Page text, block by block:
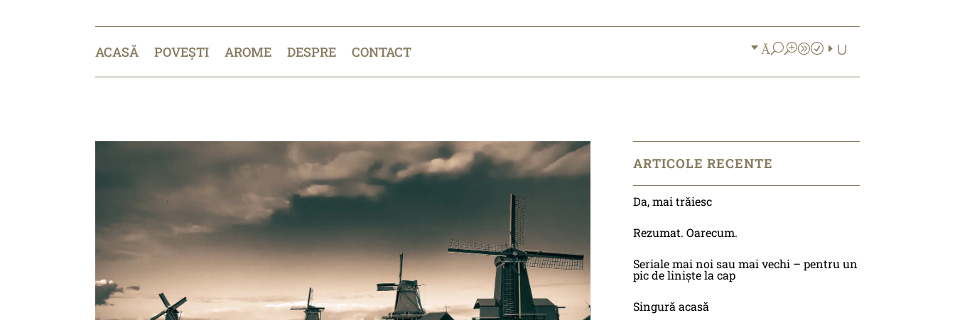
ACASĂ POVEȘTI AROME DESPRE CONTACT
ARTICOLE RECENTE
Da, mai trăiesc
Rezumat. Oarecum.
Seriale mai noi sau mai vechi – pentru un
pic de liniște la cap
Singură acasă